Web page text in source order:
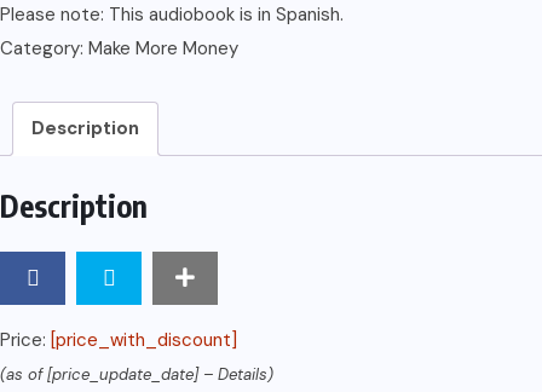
Please note: This audiobook is in Spanish.
Category: Make More Money
Description
Description
Price: [price_with_discount]
(as of [price_update_date] – Details)